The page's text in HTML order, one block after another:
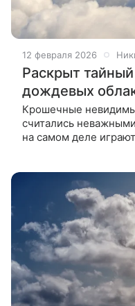
12 февраля 2026
Раскрыт
дождевых
Крошечные
считались
на самом деле